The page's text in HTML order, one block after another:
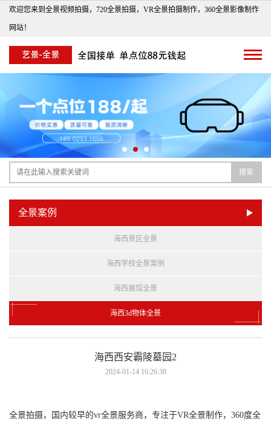
欢迎您来到全景视频拍摄，720全景拍摄，VR全景拍摄制作，360全景影像制作
网站！
搜索
全景案例
海西景区全景
海西学校全景案例
海西展馆全景
海西3d物体全景
海西西安霸陵墓园2
2024-01-14 16:26:38
全景拍摄，国内较早的vr全景服务商，专注于VR全景制作，360度全